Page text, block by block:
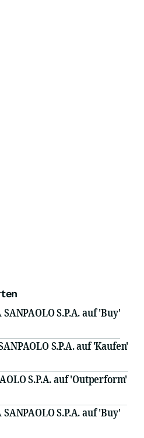
S.P.A. auf 'Buy'
S.P.A. auf 'Kaufen'
S.P.A. auf 'Outperform'
S.P.A. auf 'Buy'